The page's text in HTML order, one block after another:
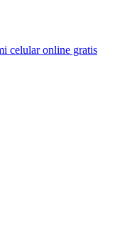
celular online gratis